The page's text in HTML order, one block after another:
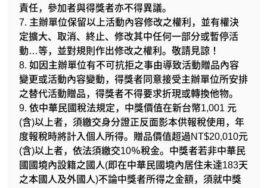
責任，參加者與得獎者亦不得異議。
7. 主辦單位保留以上活動內容修改之權利，並有權決
定擴大、取消、終止、修改其中任何一部分或暫停活
動…等，並對規則作出修改之權利。敬請見諒！
8. 如因主辦單位有不可抗拒之事由導致活動贈品內容
變更或活動內容變動，得獎者同意接受主辦單位所安排
之替代活動贈品，得獎者不得要求折現或轉換他物。
9. 依中華民國稅法規定，中獎價值在新台幣1,001 元
(含)以上者，須繳交身分證正反面影本供報稅使用，年
度報稅時將計入個人所得。贈品價值超過NT$20,010元
(含)以上者，依法須繳交10％稅金。中獎者若非中華民
國國境內設籍之國人(即在中華民國境內居住未達183天
之本國人及外國人)不論中獎者所得之金額，須就中獎